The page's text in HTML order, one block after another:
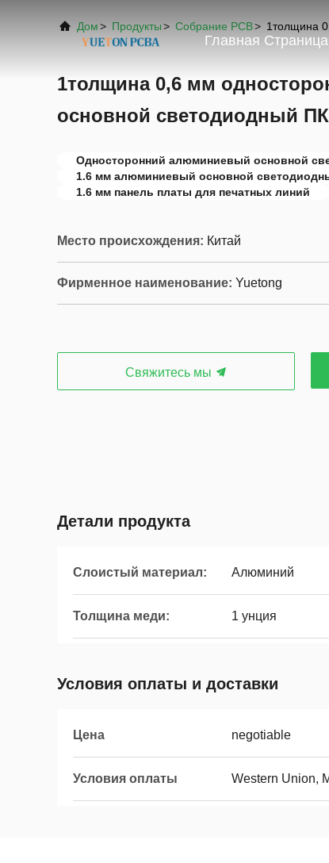
Главная Страница
Дом> Продукты> Собрание PCB> 1толщина
1толщина 0,6 мм
основной светодиодный
Односторонний алюминиевый основной
1.6 мм алюминиевый основной
1.6 мм панель платы для печатных линий
Место происхождения: Китай
Фирменное наименование: Yuetong
Свяжитесь мы
Детали продукта
Слоистый материал: Алюминий
Толщина меди: 1 унция
Условия оплаты и доставки
Цена negotiable
Условия оплаты Western Union,